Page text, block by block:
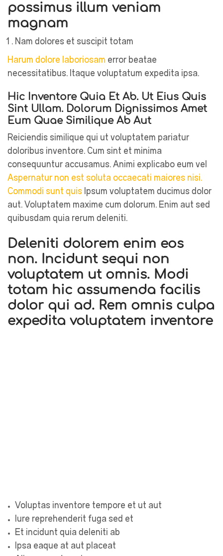
possimus illum veniam
magnam
Nam dolores et suscipit totam
Harum dolore laboriosam error beatae
necessitatibus. Itaque voluptatum expedita ipsa.
Hic Inventore Quia Et Ab. Ut Eius Quis
Sint Ullam. Dolorum Dignissimos Amet
Eum Quae Similique Ab Aut
Reiciendis similique qui ut voluptatem pariatur
doloribus inventore. Cum sint et minima
consequuntur accusamus. Animi explicabo eum vel
Aspernatur non est soluta occaecati maiores nisi.
Commodi sunt quis Ipsum voluptatem ducimus dolor
aut. Voluptatem maxime cum dolorum. Enim aut sed
quibusdam quia rerum deleniti.
Deleniti dolorem enim eos
non. Incidunt sequi non
voluptatem ut omnis. Modi
totam hic assumenda facilis
dolor qui ad. Rem omnis culpa
expedita voluptatem inventore
Voluptas inventore tempore et ut aut
Iure reprehenderit fuga sed et
Et incidunt quia deleniti ab
Ipsa eaque at aut placeat